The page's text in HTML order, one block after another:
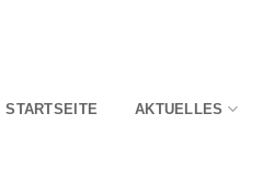
STARTSEITE AKTUELLES